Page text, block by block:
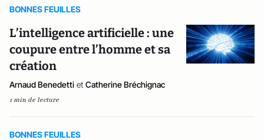
BONNES FEUILLES
L’intelligence artificielle : une
coupure entre l’homme et sa
création
Arnaud Benedetti et Catherine Bréchignac
1 min de lecture
BONNES FEUILLES